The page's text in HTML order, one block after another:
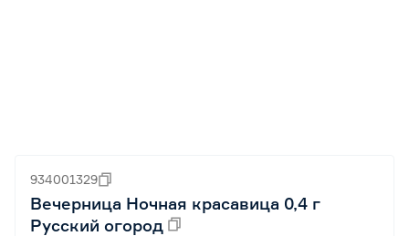
934001329
Вечерница Ночная красавица 0,4 г
Русский огород